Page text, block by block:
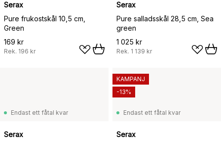
Serax
Pure frukostskål 10,5 cm,
Green
169 kr
Rek. 196 kr
Serax
Pure salladsskål 28,5 cm, Sea
green
1 025 kr
Rek. 1 139 kr
Endast ett fåtal kvar
Serax
Endast ett fåtal kvar
Serax
KAMPANJ
-13%